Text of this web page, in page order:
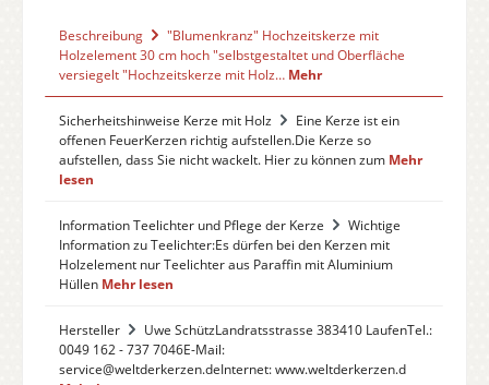
Beschreibung
"Blumenkranz" Hochzeitskerze mit
Holzelement 30 cm hoch "selbstgestaltet und Oberfläche
versiegelt "Hochzeitskerze mit Holz… Mehr
Sicherheitshinweise Kerze mit Holz
Eine Kerze ist ein
offenen FeuerKerzen richtig aufstellen.Die Kerze so
aufstellen, dass Sie nicht wackelt. Hier zu können zum Mehr
lesen
Information Teelichter und Pflege der Kerze
Wichtige
Information zu Teelichter:Es dürfen bei den Kerzen mit
Holzelement nur Teelichter aus Paraffin mit Aluminium
Hüllen Mehr lesen
Hersteller
Uwe SchützLandratsstrasse 383410 LaufenTel.:
0049 162 - 737 7046E-Mail:
service@weltderkerzen.deInternet: www.weltderkerzen.d